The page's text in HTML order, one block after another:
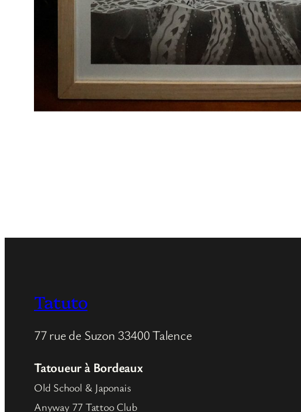
Tatuto
77 rue de Suzon 33400 Talence
Tatoueur à Bordeaux
Old School & Japonais
Anyway 77 Tattoo Club